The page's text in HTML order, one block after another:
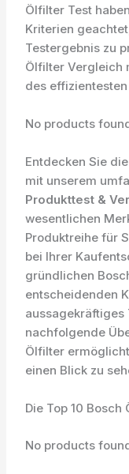
Ölfilter Test
Kriterien
Testergebnis zu
Ölfilter Vergleich
des
No products
Entdecken Sie
mit unserem
Produkttest &
wesentlichen
Produktreihe für
bei Ihrer
gründlichen
entscheidenden
aussagekräftiges
nachfolgende
Ölfilter
einen Blick zu
Die Top 10
No products